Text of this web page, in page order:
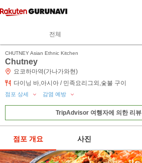
전체
CHUTNEY Asian Ethnic Kitchen
Chutney
요코하마역(가나가와현)
다이닝 바,아시아 / 민족요리그외,숯불 구이
점포 상세 감염 예방
TripAdvisor 여행자에 의한 리뷰
점포 개요 사진